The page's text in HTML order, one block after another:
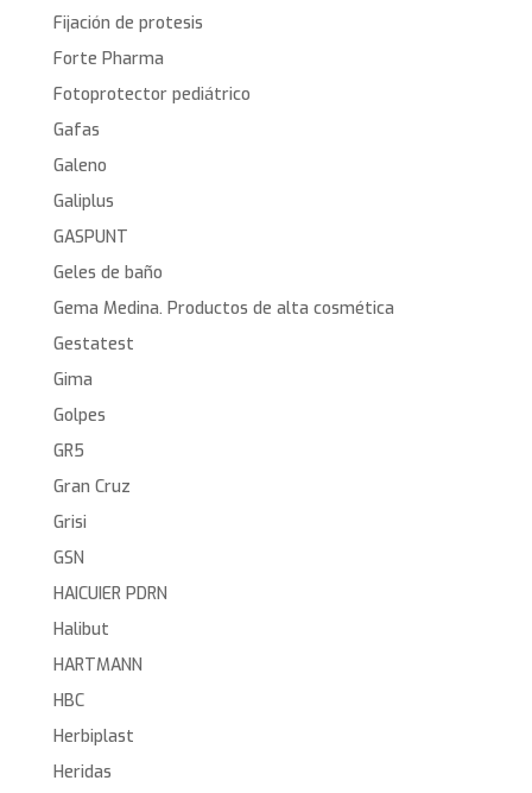
Fijación de protesis
Forte Pharma
Fotoprotector pediátrico
Gafas
Galeno
Galiplus
GASPUNT
Geles de baño
Gema Medina. Productos de alta cosmética
Gestatest
Gima
Golpes
GR5
Gran Cruz
Grisi
GSN
HAICUIER PDRN
Halibut
HARTMANN
HBC
Herbiplast
Heridas